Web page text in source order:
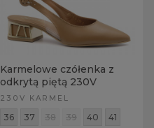
Karmelowe czółenka z
odkrytą piętą 230V
230V KARMEL
36 37 38 39 40 41